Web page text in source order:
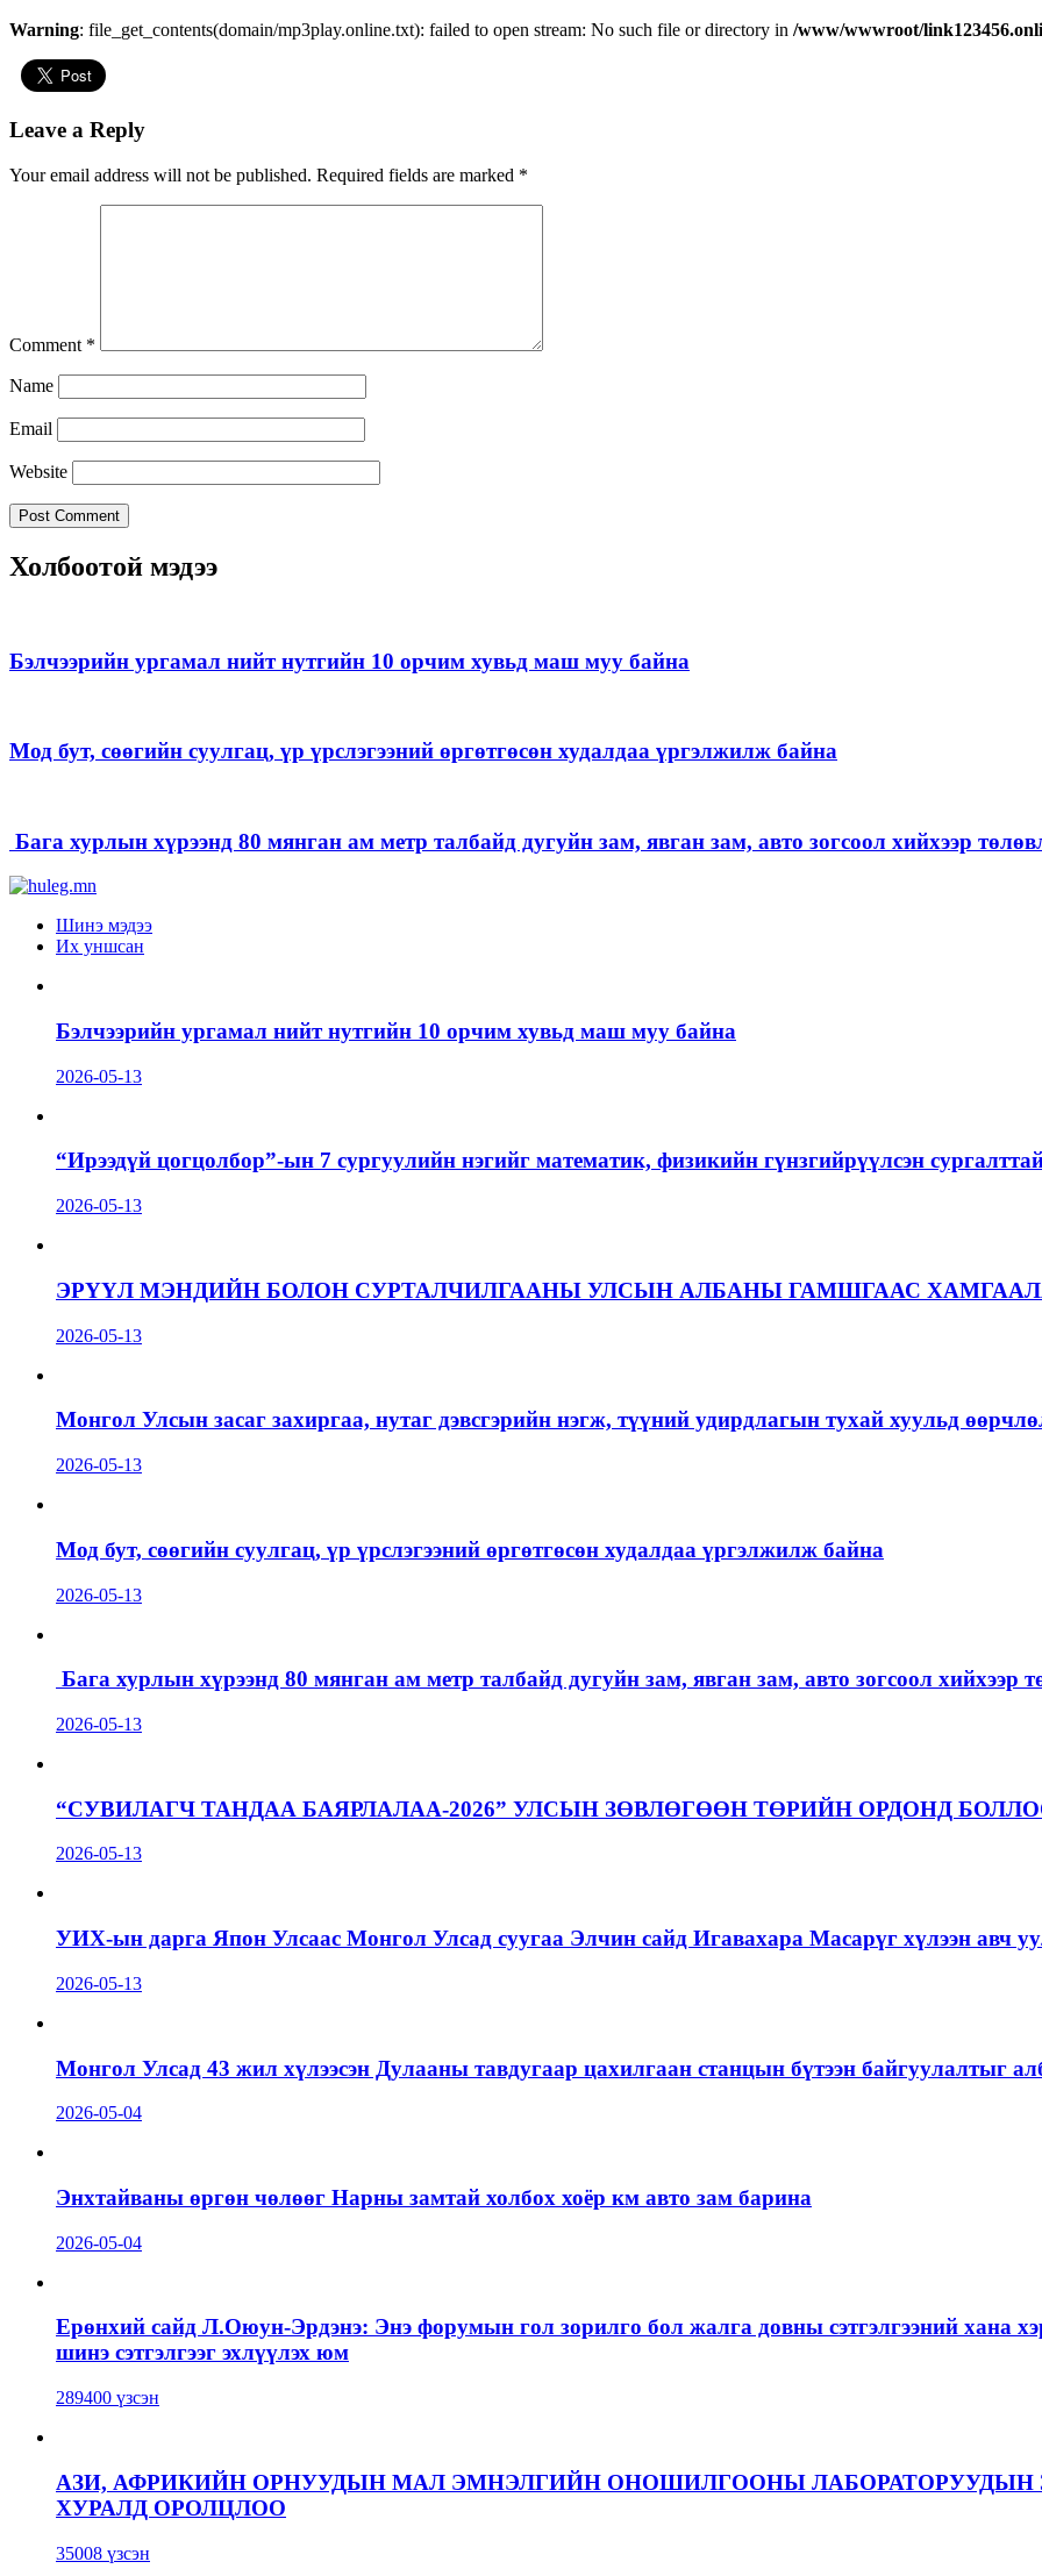
Warning: file_get_contents(domain/mp3play.online.txt): failed to open stream: No such file or directory in /www/wwwroot/
Leave a Reply
Your email address will not be published. Required fields are marked *
Comment *
Name
Email
Website
Холбоотой мэдээ
Бэлчээрийн ургамал нийт нутгийн 10 орчим хувьд маш муу байна
Мод бут, сөөгийн суулгац, үр үрслэгээний өргөтгөсөн худалдаа үргэлжилж байна
Бага хурлын хүрээнд 80 мянган ам метр талбайд дугуйн зам, явган зам, авто зогсоол хийхээр
Шинэ мэдээ
Их уншсан
Бэлчээрийн ургамал нийт нутгийн 10 орчим хувьд маш муу байна
2026-05-13
“Ирээдүй цогцолбор”-ын 7 сургуулийн нэгийг математик, физикийн гүнзгийрүүлсэн
2026-05-13
ЭРҮҮЛ МЭНДИЙН БОЛОН СУРТАЛЧИЛГААНЫ УЛСЫН АЛБАНЫ ГАМШГААС
2026-05-13
Монгол Улсын засаг захиргаа, нутаг дэвсгэрийн нэгж, түүний удирдлагын тухай хуульд
2026-05-13
Мод бут, сөөгийн суулгац, үр үрслэгээний өргөтгөсөн худалдаа үргэлжилж байна
2026-05-13
Бага хурлын хүрээнд 80 мянган ам метр талбайд дугуйн зам, явган зам, авто зогсоол хийхээр
2026-05-13
“СУВИЛАГЧ ТАНДАА БАЯРЛАЛАА-2026” УЛСЫН ЗӨВЛӨГӨӨН ТӨРИЙН ОРДОНД
2026-05-13
УИХ-ын дарга Япон Улсаас Монгол Улсад суугаа Элчин сайд Игавахара Масарүг хүлээн авч
2026-05-13
Монгол Улсад 43 жил хүлээсэн Дулааны тавдугаар цахилгаан станцын бүтээн байгуулалтыг
2026-05-04
Энхтайваны өргөн чөлөөг Нарны замтай холбох хоёр км авто зам барина
2026-05-04
Ерөнхий сайд Л.Оюун-Эрдэнэ: Энэ форумын гол зорилго бол жалга довны сэтгэлгээний хана
шинэ сэтгэлгээг эхлүүлэх юм
289400 үзсэн
АЗИ, АФРИКИЙН ОРНУУДЫН МАЛ ЭМНЭЛГИЙН ОНОШИЛГООНЫ ЛАБОРАТОРУУДЫН
ХУРАЛД ОРОЛЦЛОО
35008 үзсэн